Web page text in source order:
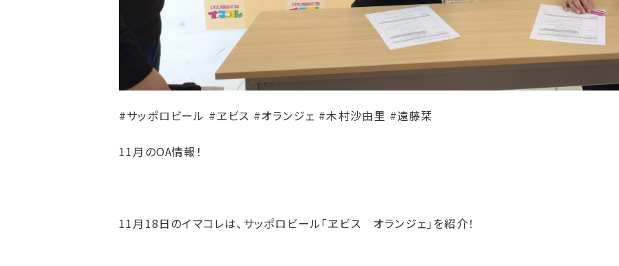
#サッポロビール #ヱビス #オランジェ #木村沙由里 #遠藤栞
11月のOA情報！
11月18日のイマコレは、サッポロビール「ヱビス オランジェ」を紹介！